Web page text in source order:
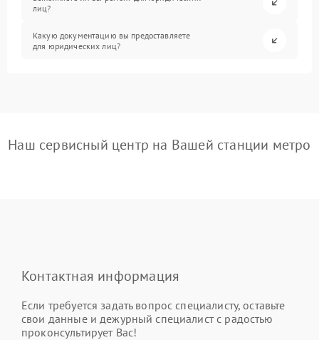
лиц?
Какую документацию вы предоставляете
для юридических лиц?
Наш сервисный центр на Вашей станции метро
Контактная информация
Если требуется задать вопрос специалисту, оставьте
свои данные и дежурный специалист с радостью
проконсультирует Вас!